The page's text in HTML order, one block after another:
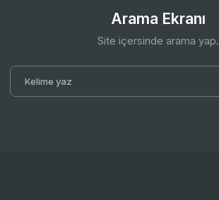
Arama Ekranı
Site içersinde arama yap.